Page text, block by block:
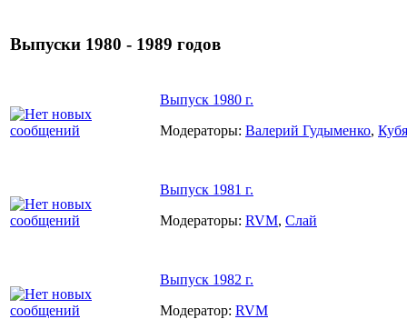
Выпуски 1980 - 1989 годов
Выпуск 1980 г.
Модераторы: Валерий Гудыменко,
Выпуск 1981 г.
Модераторы: RVM, Слай
Выпуск 1982 г.
Модератор: RVM